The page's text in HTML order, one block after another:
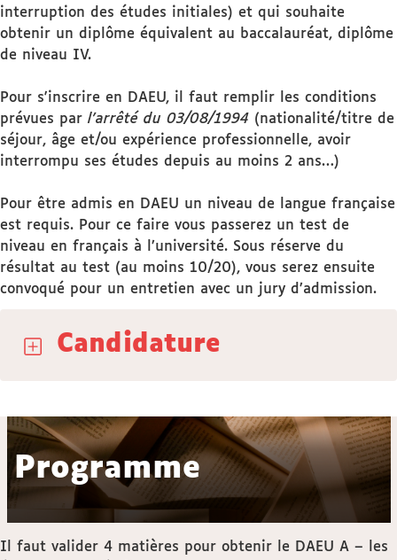
interruption des études initiales) et qui souhaite
obtenir un diplôme équivalent au baccalauréat, diplôme
de niveau IV.
Pour s'inscrire en DAEU, il faut remplir les conditions
prévues par l’arrêté du 03/08/1994 (nationalité/titre de
séjour, âge et/ou expérience professionnelle, avoir
interrompu ses études depuis au moins 2 ans…)
Pour être admis en DAEU un niveau de langue française
est requis. Pour ce faire vous passerez un test de
niveau en français à l’université. Sous réserve du
résultat au test (au moins 10/20), vous serez ensuite
convoqué pour un entretien avec un jury d’admission.
Candidature
Programme
Il faut valider 4 matières pour obtenir le DAEU A – les